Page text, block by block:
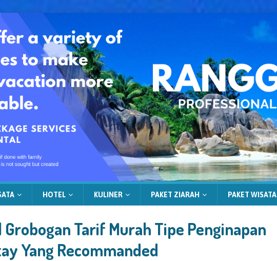
HOTEL KULINER PAKET ZIARAH PAKET WISATA
Grobogan Tarif Murah Tipe Penginapan
Yang Recommanded